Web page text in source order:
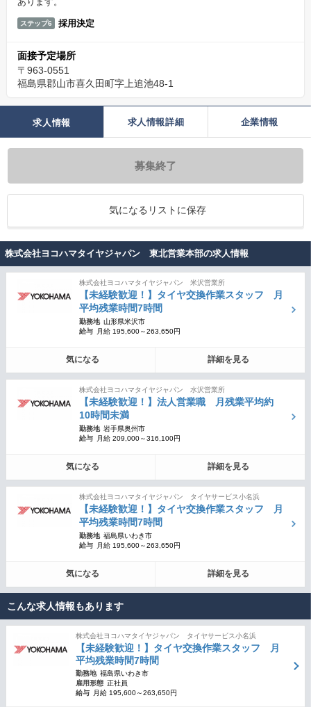
ステップ6 採用決定
面接予定場所
〒963-0551
福島県郡山市喜久田町字上追池48-1
求人情報 求人情報詳細 企業情報
募集終了
気になるリストに保存
株式会社ヨコハマタイヤジャパン 東北営業本部の求人情報
株式会社ヨコハマタイヤジャパン 米沢営業所
【未経験歓迎！】タイヤ交換作業スタッフ 月
平均残業時間7時間
勤務地 山形県米沢市
給与
月給 195,600～263,650円
気になる 詳細を見る
株式会社ヨコハマタイヤジャパン 水沢営業所
【未経験歓迎！】法人営業職 月残業平均約
10時間未満
勤務地 岩手県奥州市
給与
月給 209,000～316,100円
気になる 詳細を見る
株式会社ヨコハマタイヤジャパン タイヤサービス小名浜
【未経験歓迎！】タイヤ交換作業スタッフ 月
平均残業時間7時間
勤務地 福島県いわき市
給与
月給 195,600～263,650円
気になる 詳細を見る
こんな求人情報もあります
株式会社ヨコハマタイヤジャパン タイヤサービス小名浜
【未経験歓迎！】タイヤ交換作業スタッフ 月
平均残業時間7時間
勤務地 福島県いわき市
雇用形態 正社員
給与
月給 195,600～263,650円